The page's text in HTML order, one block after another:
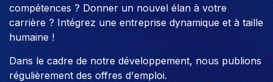
compétences ? Donner un nouvel élan à votre
carrière ? Intégrez une entreprise dynamique et à taille
humaine !
Dans le cadre de notre développement, nous publions
régulièrement des offres d'emploi.